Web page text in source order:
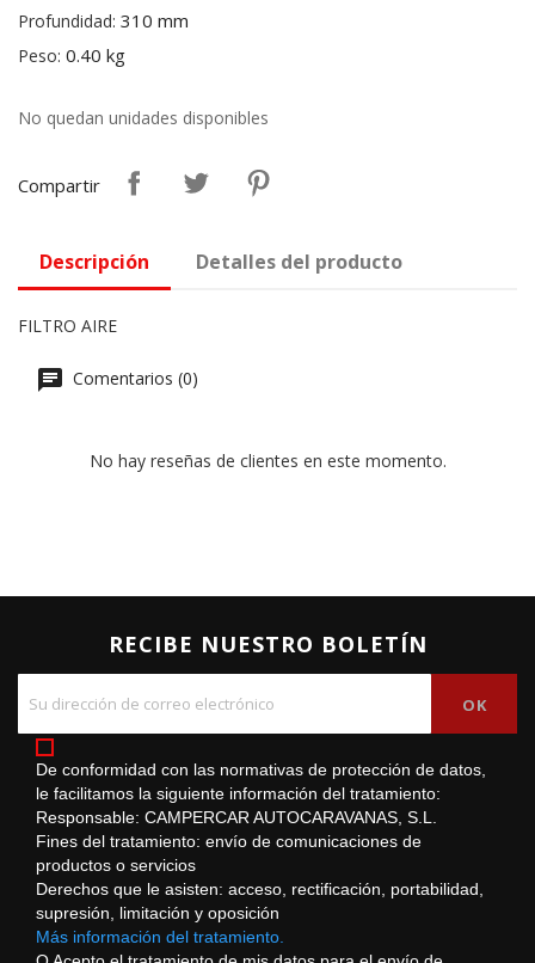
Profundidad: 310 mm
Peso: 0.40 kg
No quedan unidades disponibles
Compartir
Descripción Detalles del producto
FILTRO AIRE
Comentarios (0)
No hay reseñas de clientes en este momento.
RECIBE NUESTRO BOLETÍN
De conformidad con las normativas de protección de datos,
le facilitamos la siguiente información del tratamiento:
Responsable: CAMPERCAR AUTOCARAVANAS, S.L.
Fines del tratamiento: envío de comunicaciones de
productos o servicios
Derechos que le asisten: acceso, rectificación, portabilidad,
supresión, limitación y oposición
Más información del tratamiento.